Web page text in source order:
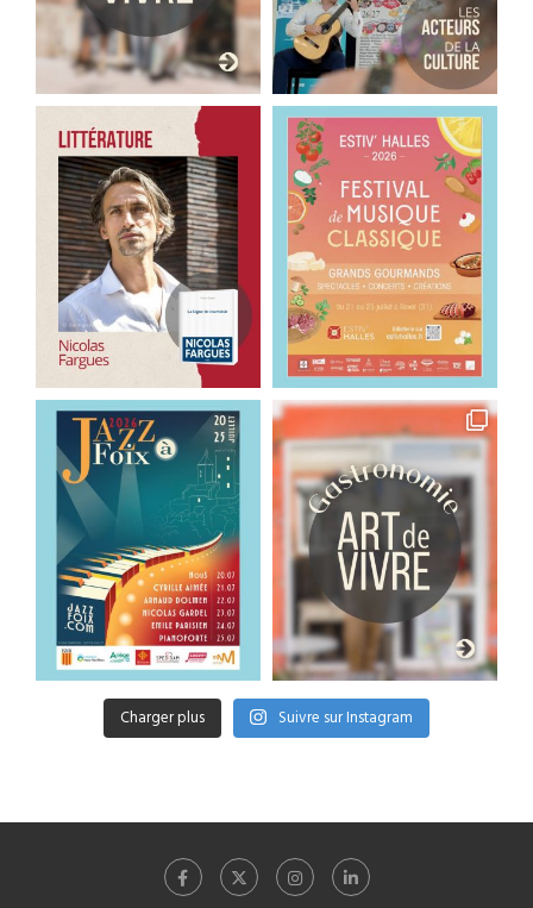
Charger plus Suivre sur Instagram